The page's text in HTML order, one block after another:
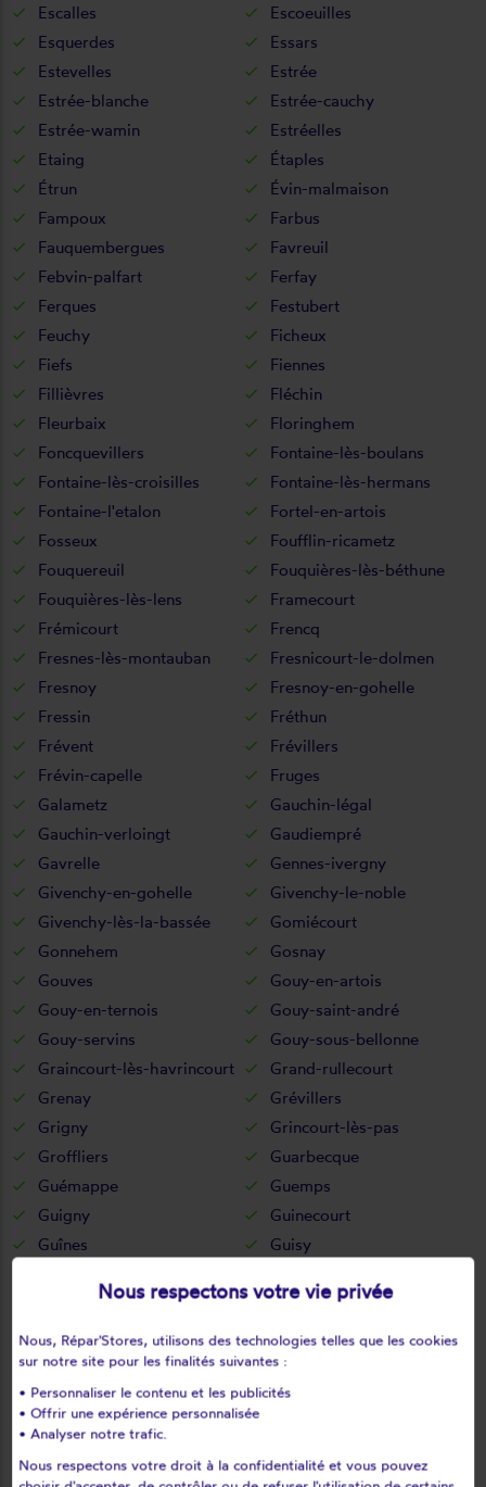
Escalles
Escoeuilles
Esquerdes
Essars
Estevelles
Estrée
Estrée-blanche
Estrée-cauchy
Estrée-wamin
Estréelles
Etaing
Étaples
Étrun
Évin-malmaison
Fampoux
Farbus
Fauquembergues
Favreuil
Febvin-palfart
Ferfay
Ferques
Festubert
Feuchy
Ficheux
Fiefs
Fiennes
Fillièvres
Fléchin
Fleurbaix
Floringhem
Foncquevillers
Fontaine-lès-boulans
Fontaine-lès-croisilles
Fontaine-lès-hermans
Fontaine-l'etalon
Fortel-en-artois
Fosseux
Foufflin-ricametz
Fouquereuil
Fouquières-lès-béthune
Fouquières-lès-lens
Framecourt
Frémicourt
Frencq
Fresnes-lès-montauban
Fresnicourt-le-dolmen
Fresnoy
Fresnoy-en-gohelle
Fressin
Fréthun
Frévent
Frévillers
Frévin-capelle
Fruges
Galametz
Gauchin-légal
Gauchin-verloingt
Gaudiempré
Gavrelle
Gennes-ivergny
Givenchy-en-gohelle
Givenchy-le-noble
Givenchy-lès-la-bassée
Gomiécourt
Gonnehem
Gosnay
Gouves
Gouy-en-artois
Gouy-en-ternois
Gouy-saint-andré
Gouy-servins
Gouy-sous-bellonne
Graincourt-lès-havrincourt
Grand-rullecourt
Grenay
Grévillers
Grigny
Grincourt-lès-pas
Groffliers
Guarbecque
Guémappe
Guemps
Guigny
Guinecourt
Guînes
Guisy
Halinghen
Hallines
Ham-en-artois
Hamblain-les-prés
Hamelincourt
Hames-boucres
Hannescamps
Haplincourt
Hardinghen
Haut-loquin
Haute-avesnes
Nous respectons votre vie privée
Nous, Répar'Stores, utilisons des technologies telles que les cookies
sur notre site pour les finalités suivantes :
• Personnaliser le contenu et les publicités
• Offrir une expérience personnalisée
• Analyser notre trafic.
Nous respectons votre droit à la confidentialité et vous pouvez